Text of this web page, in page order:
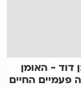
דוד - האומן
פעמיים החיים